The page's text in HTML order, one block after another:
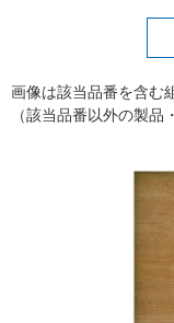
画像は該当品番を含む
（該当品番以外の製品